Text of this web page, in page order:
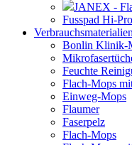
JANEX -
Fusspad Hi-Pro
Verbrauchsmaterialien
Bonlin Klinik-
Feuchte
Flach-Mops
Einweg-Mops
Flaumer
Faserpelz
Flach-Mops